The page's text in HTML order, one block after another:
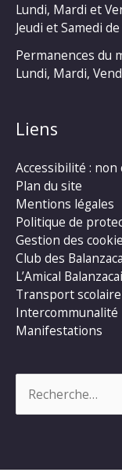
Lundi, Mardi et
Jeudi et Samedi
Permanences du
Lundi, Mardi,
Liens
Accessibilité :
Plan du site
Mentions légales
Politique de
Gestion des
Club des
L’Amical
Transport scolaire
Intercommunalité
Manifestations